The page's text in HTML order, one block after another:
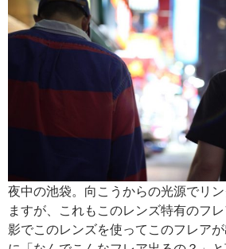
夜中の池袋。向こうからの光源でリ
ますが、これもこのレンズ特有のフ
影でこのレンズを使ってこのフレア